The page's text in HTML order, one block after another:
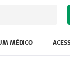
MÉDICO